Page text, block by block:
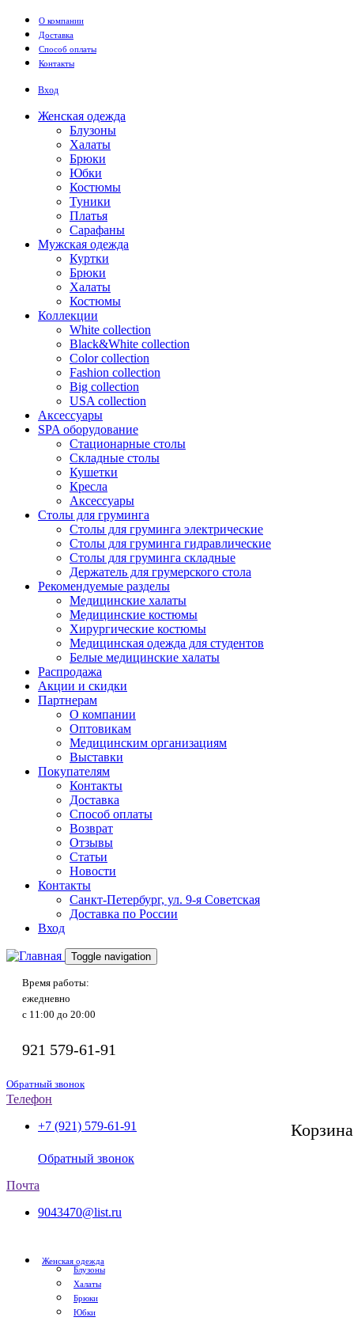
Перейти к основному содержанию
О компании
Доставка
Способ оплаты
Контакты
Вход
Женская одежда
Блузоны
Халаты
Брюки
Юбки
Костюмы
Туники
Платья
Сарафаны
Мужская одежда
Куртки
Брюки
Халаты
Костюмы
Коллекции
White collection
Black&White collection
Color collection
Fashion collection
Big collection
USA collection
Аксессуары
SPA оборудование
Стационарные столы
Складные столы
Кушетки
Кресла
Аксессуары
Столы для груминга
Столы для груминга электрические
Столы для груминга гидравлические
Столы для груминга складные
Держатель для грумерского стола
Рекомендуемые разделы
Медицинские халаты
Медицинские костюмы
Хирургические костюмы
Медицинская одежда для студентов
Белые медицинские халаты
Распродажа
Акции и скидки
Партнерам
О компании
Оптовикам
Медицинским организациям
Выставки
Покупателям
Контакты
Доставка
Способ оплаты
Возврат
Отзывы
Статьи
Новости
Контакты
Санкт-Петербург, ул. 9-я Советская
Доставка по России
Вход
Toggle navigation
Время работы:
ежедневно
с 11:00 до 20:00
921 579-61-91
Обратный звонок
Корзина
Телефон
+7 (921) 579-61-91
Обратный звонок
Почта
9043470@list.ru
Женская одежда
Блузоны
Халаты
Брюки
Юбки